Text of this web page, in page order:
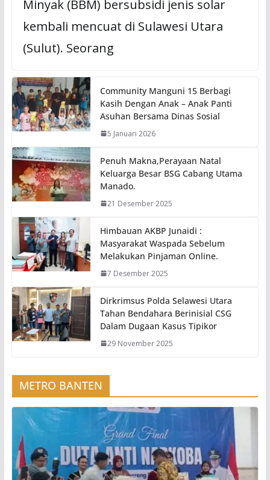
Minyak (BBM) bersubsidi jenis solar
kembali mencuat di Sulawesi Utara
(Sulut). Seorang
Community Manguni 15 Berbagi
Kasih Dengan Anak – Anak Panti
Asuhan Bersama Dinas Sosial
5 Januari 2026
Penuh Makna,Perayaan Natal
Keluarga Besar BSG Cabang Utama
Manado.
21 Desember 2025
Himbauan AKBP Junaidi :
Masyarakat Waspada Sebelum
Melakukan Pinjaman Online.
7 Desember 2025
Dirkrimsus Polda Selawesi Utara
Tahan Bendahara Berinisial CSG
Dalam Dugaan Kasus Tipikor
29 November 2025
METRO BANTEN